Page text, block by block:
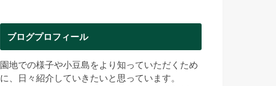
ブログプロフィール
園地での様子や小豆島をより知っていただくため
に、日々紹介していきたいと思っています。